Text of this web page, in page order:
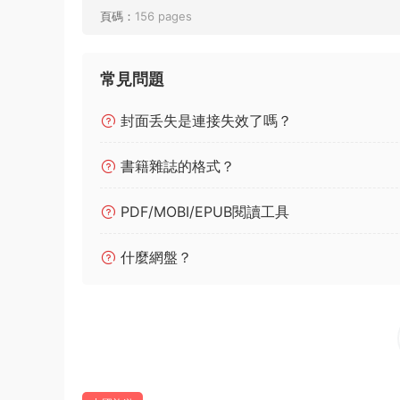
頁碼： 156 pages
常見問題
封面丢失是連接失效了嗎？
書籍雜誌的格式？
PDF/MOBI/EPUB閱讀工具
什麼網盤？